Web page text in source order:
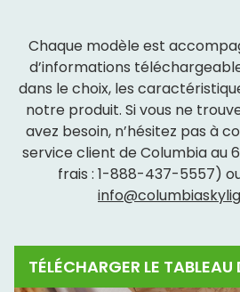
Chaque modèle est
d’informations
dans le choix, les
notre produit. Si vous ne
avez besoin, n’hésitez pas à
service client de Columbia au
frais : 1-888-437-5557)
TÉLÉCHARGER LE